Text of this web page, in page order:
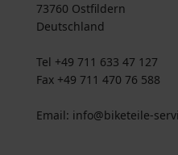
73760 Ostfildern
Deutschland
Tel +49 711 633 47 127
Fax +49 711 470 76 588
Email: info@biketeile-